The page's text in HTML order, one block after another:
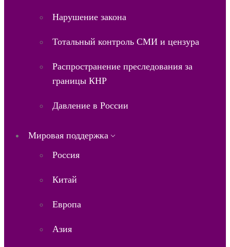
Нарушение закона
Тотальный контроль СМИ и цензура
Распространение преследования за
границы КНР
Давление в России
Мировая поддержка
Россия
Китай
Европа
Азия